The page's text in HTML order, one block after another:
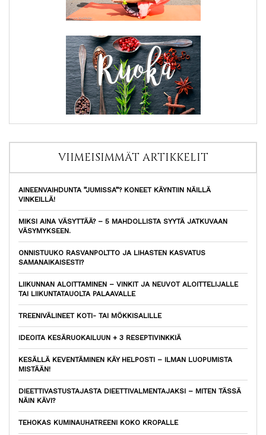
VIIMEISIMMÄT ARTIKKELIT
AINEENVAIHDUNTA ”JUMISSA”? KONEET KÄYNTIIN NÄILLÄ
VINKEILLÄ!
MIKSI AINA VÄSYTTÄÄ? – 5 MAHDOLLISTA SYYTÄ JATKUVAAN
VÄSYMYKSEEN.
ONNISTUUKO RASVANPOLTTO JA LIHASTEN KASVATUS
SAMANAIKAISESTI?
LIIKUNNAN ALOITTAMINEN – VINKIT JA NEUVOT ALOITTELIJALLE
TAI LIIKUNTATAUOLTA PALAAVALLE
TREENIVÄLINEET KOTI- TAI MÖKKISALILLE
IDEOITA KESÄRUOKAILUUN + 3 RESEPTIVINKKIÄ
KESÄLLÄ KEVENTÄMINEN KÄY HELPOSTI – ILMAN LUOPUMISTA
MISTÄÄN!
DIEETTIVASTUSTAJASTA DIEETTIVALMENTAJAKSI – MITEN TÄSSÄ
NÄIN KÄVI?
TEHOKAS KUMINAUHATREENI KOKO KROPALLE